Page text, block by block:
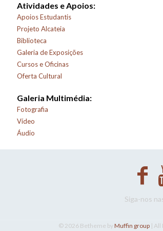
Atividades e Apoios:
Apoios Estudantis
Projeto Alcateia
Biblioteca
Galeria de Exposições
Cursos e Oficinas
Oferta Cultural
Galeria Multimédia:
Fotografia
Vídeo
Áudio
Siga-nos
© 2026 Betheme byMuffin group | All